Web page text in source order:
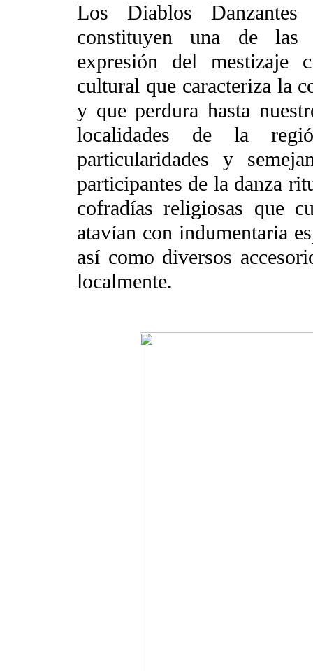
Los Diablos
constituyen una de las
expresión del mestizaje
cultural que caracteriza la
y que perdura hasta
localidades de la
particularidades y
participantes de la danza
cofradías religiosas que
atavían con indumentaria
así como diversos
localmente.